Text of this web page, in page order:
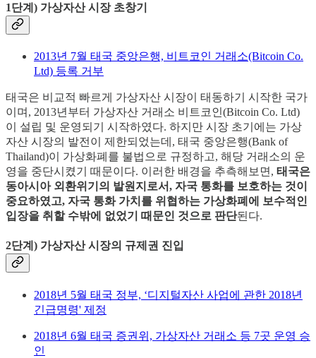
1단계) 가상자산 시장 초창기
2013년 7월 태국 중앙은행, 비트코인 거래소(Bitcoin Co.
Ltd) 등록 거부
태국은 비교적 빠르게 가상자산 시장이 태동하기 시작한 국가
이며, 2013년부터 가상자산 거래소 비트코인(Bitcoin Co. Ltd)
이 설립 및 운영되기 시작하였다. 하지만 시장 초기에는 가상
자산 시장의 발전이 제한되었는데, 태국 중앙은행(Bank of
Thailand)이 가상화폐를 불법으로 규정하고, 해당 거래소의 운
영을 중단시켰기 때문이다. 이러한 배경을 추측해보면, 태국은
동아시아 외환위기의 발원지로서, 자국 통화를 보호하는 것이
중요하였고, 자국 통화 가치를 위협하는 가상화폐에 보수적인
입장을 취할 수밖에 없었기 때문인 것으로 판단된다.
2단계) 가상자산 시장의 규제권 진입
2018년 5월 태국 정부, ‘디지털자산 사업에 관한 2018년
긴급명령' 제정
2018년 6월 태국 증권위, 가상자산 거래소 등 7곳 운영 승
인